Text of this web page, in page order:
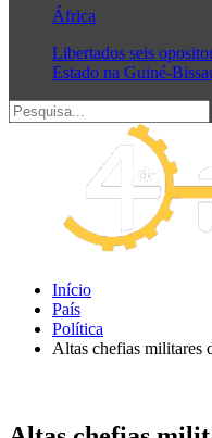
África
Libertados seis
Estado na Guiné-
Início
País
Política
Altas chefias militares